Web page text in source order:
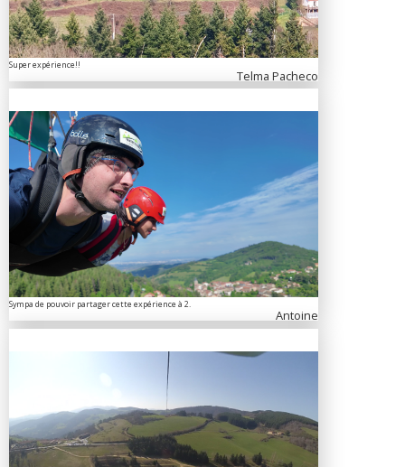
Super expérience!!
Telma Pacheco
Sympa de pouvoir partager cette expérience à 2.
Antoine